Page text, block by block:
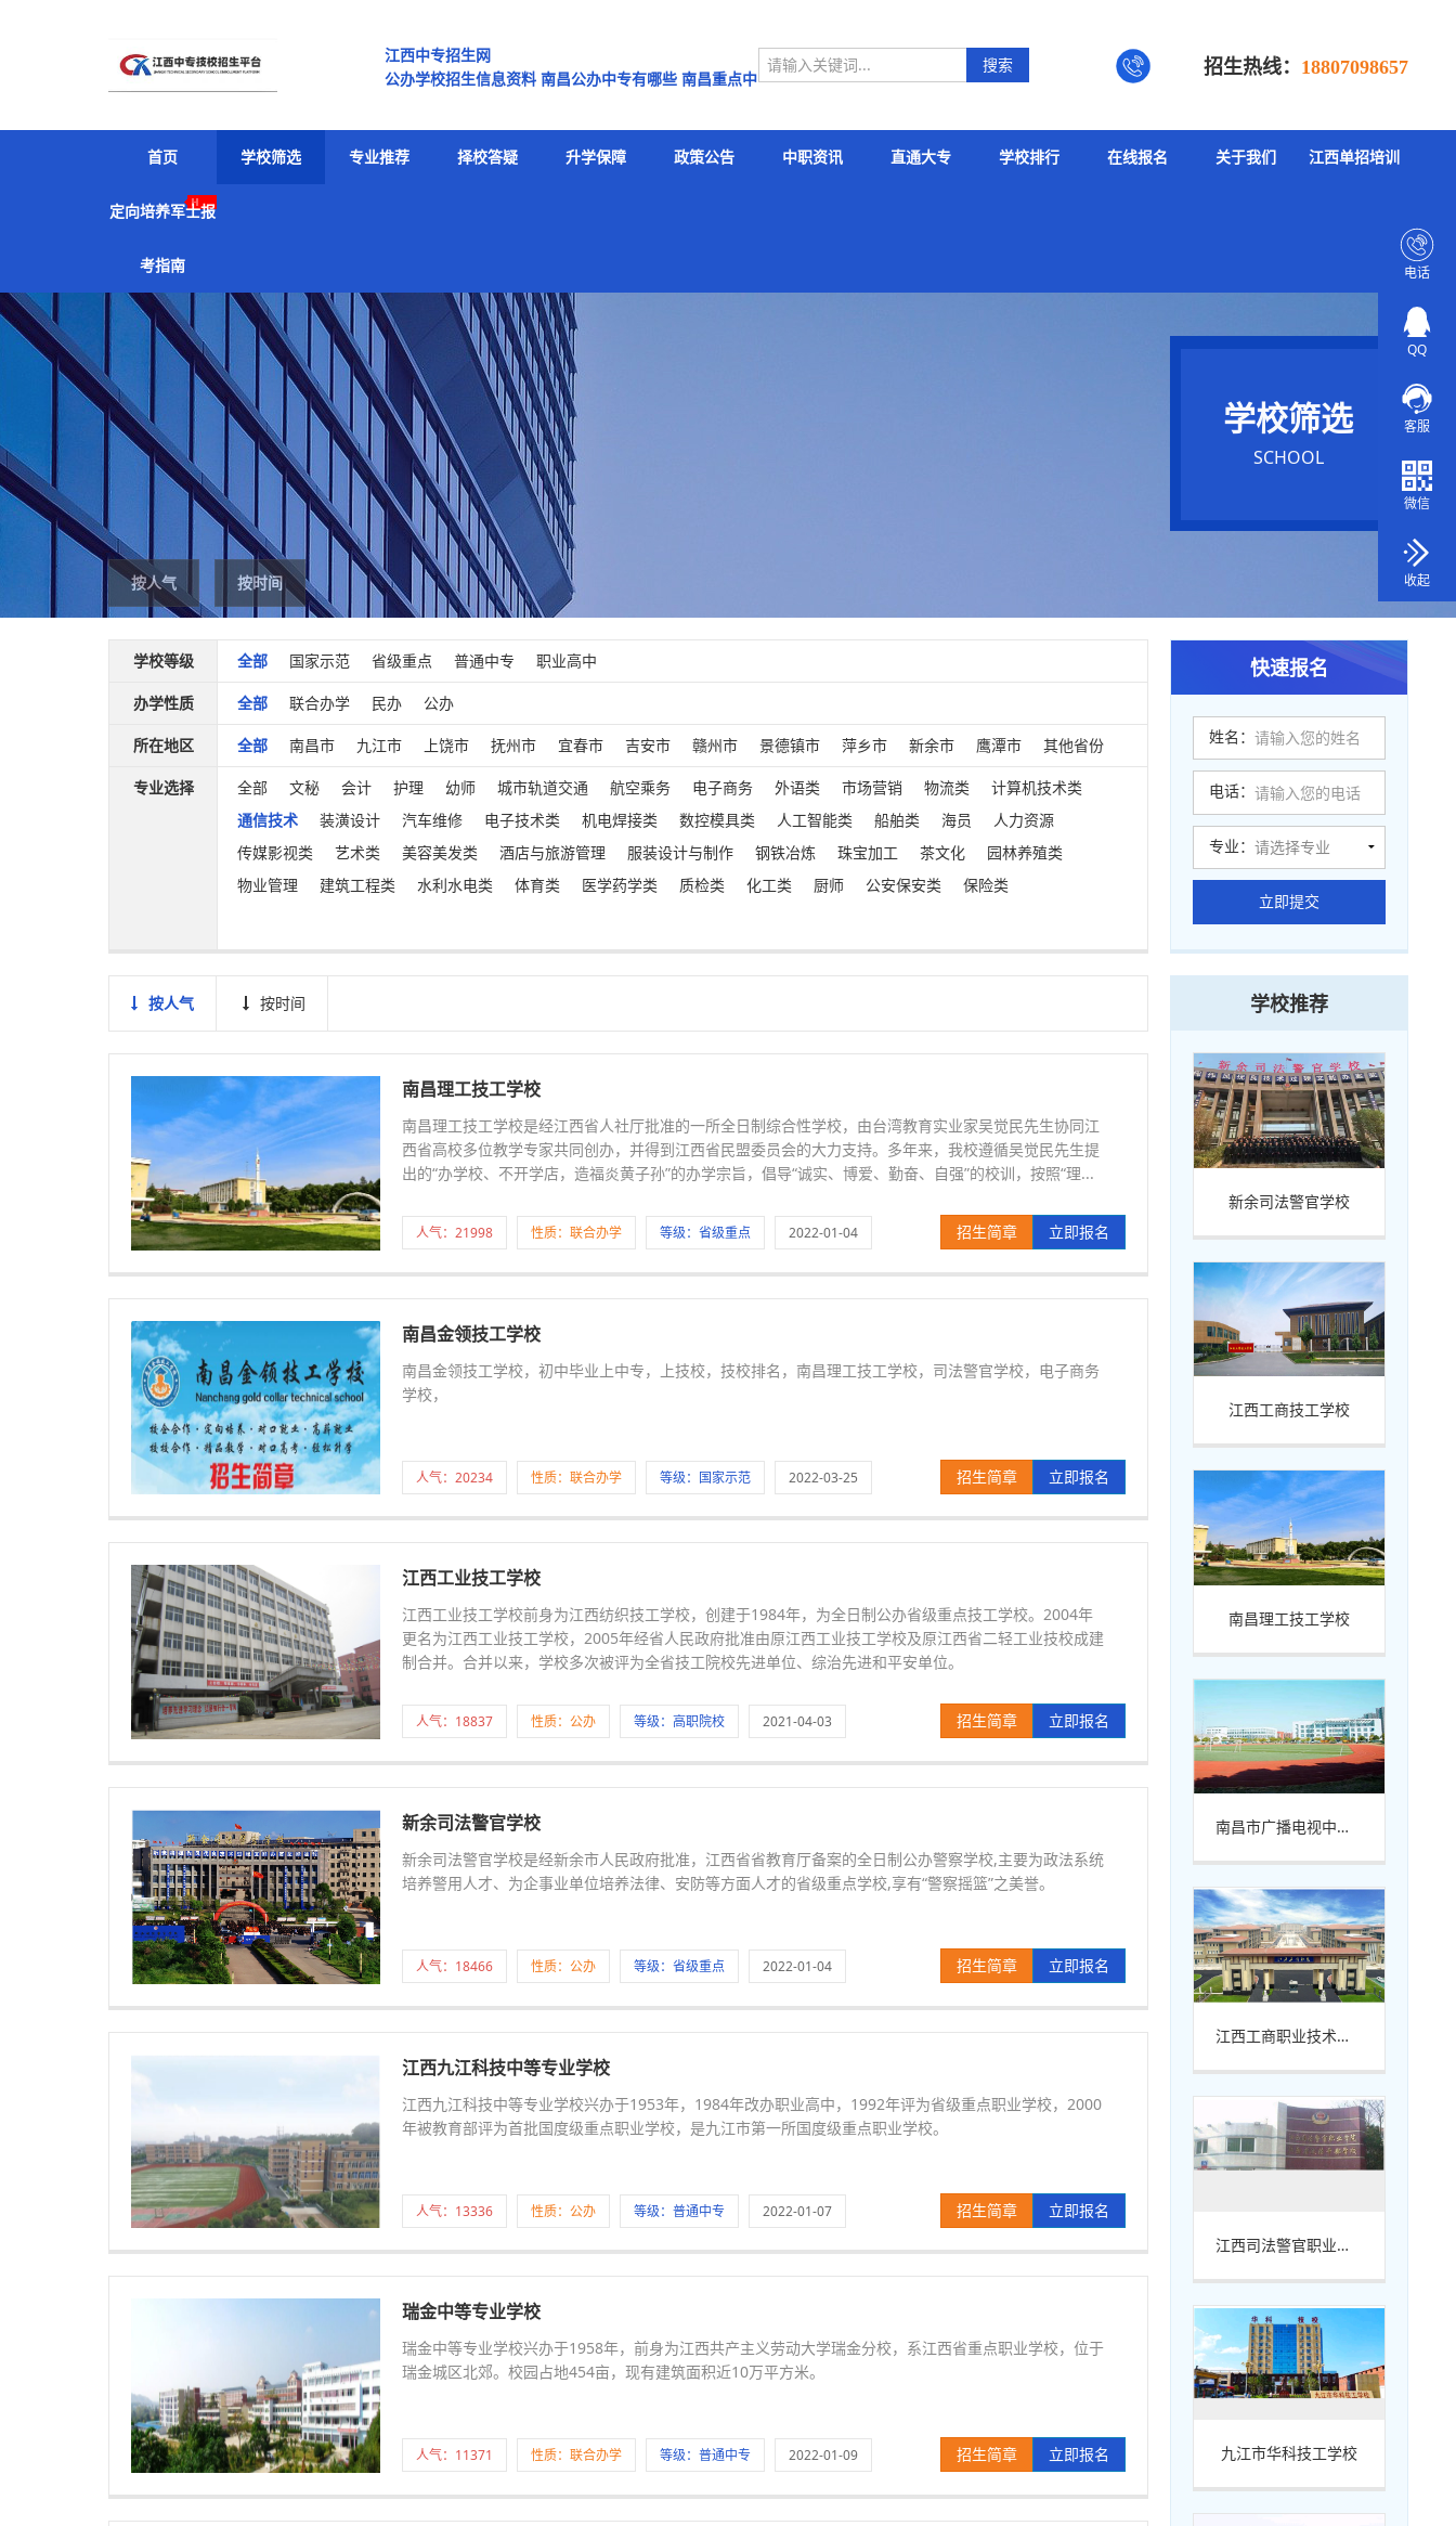
江西中专招生网
公办学校招生信息资料 南昌公办中专有哪些 南昌重点中
搜索 招生热线： 18807098657
首页 学校筛选 专业推荐 择校答疑 升学保障 政策公告 中职资讯 直通大专 学校排行 在线报名 关于我们 江西单招培训
定向培养军士报
考指南
学校筛选
SCHOOL
按人气 按时间
学校等级 全部 国家示范 省级重点 普通中专 职业高中
办学性质 全部 联合办学 民办 公办
所在地区 全部 南昌市 九江市 上饶市 抚州市 宜春市 吉安市 赣州市 景德镇市 萍乡市 新余市 鹰潭市 其他省份
专业选择 全部 文秘 会计 护理 幼师 城市轨道交通 航空乘务 电子商务 外语类 市场营销 物流类
计算机技术类
通信技术
装潢设计 汽车维修 电子技术类 机电焊接类 数控模具类 人工智能类 船舶类 海员
人力资源
传媒影视类
艺术类 美容美发类 酒店与旅游管理 服装设计与制作 钢铁冶炼 珠宝加工 茶文化
园林养殖类
物业管理
建筑工程类 水利水电类 体育类 医学药学类 质检类 化工类 厨师 公安保安类 保险类
按人气 按时间
南昌理工技工学校
南昌理工技工学校是经江西省人社厅批准的一所全日制综合性学校，由台湾教育实业家吴觉民先生协同江
西省高校多位教学专家共同创办，并得到江西省民盟委员会的大力支持。多年来，我校遵循吴觉民先生提
出的“办学校、不开学店，造福炎黄子孙”的办学宗旨，倡导“诚实、博爱、勤奋、自强”的校训，按照“理...
人气：21998 性质：联合办学 等级：省级重点 2022-01-04 招生简章 立即报名
南昌金领技工学校
南昌金领技工学校，初中毕业上中专，上技校，技校排名，南昌理工技工学校，司法警官学校，电子商务
学校，
人气：20234 性质：联合办学 等级：国家示范 2022-03-25 招生简章 立即报名
江西工业技工学校
江西工业技工学校前身为江西纺织技工学校，创建于1984年，为全日制公办省级重点技工学校。2004年
更名为江西工业技工学校，2005年经省人民政府批准由原江西工业技工学校及原江西省二轻工业技校成建
制合并。合并以来，学校多次被评为全省技工院校先进单位、综治先进和平安单位。
人气：18837 性质：公办 等级：高职院校 2021-04-03 招生简章 立即报名
新余司法警官学校
新余司法警官学校是经新余市人民政府批准，江西省省教育厅备案的全日制公办警察学校,主要为政法系统
培养警用人才、为企事业单位培养法律、安防等方面人才的省级重点学校,享有“警察摇篮”之美誉。
人气：18466 性质：公办 等级：省级重点 2022-01-04 招生简章 立即报名
江西九江科技中等专业学校
江西九江科技中等专业学校兴办于1953年，1984年改办职业高中，1992年评为省级重点职业学校，2000
年被教育部评为首批国度级重点职业学校，是九江市第一所国度级重点职业学校。
人气：13336 性质：公办 等级：普通中专 2022-01-07 招生简章 立即报名
瑞金中等专业学校
瑞金中等专业学校兴办于1958年，前身为江西共产主义劳动大学瑞金分校，系江西省重点职业学校，位于
瑞金城区北郊。校园占地454亩，现有建筑面积近10万平方米。
人气：11371 性质：联合办学 等级：普通中专 2022-01-09 招生简章 立即报名
快速报名
姓名：
电话：
专业：
立即提交
学校推荐
新余司法警官学校
江西工商技工学校
南昌理工技工学校
南昌市广播电视中等专业学校
江西工商职业技术学院
江西司法警官职业学院
九江市华科技工学校
电话
QQ
客服
微信
收起